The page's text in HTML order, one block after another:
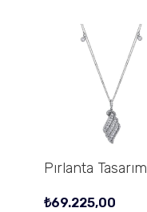
Pırlanta
₺69.225,00